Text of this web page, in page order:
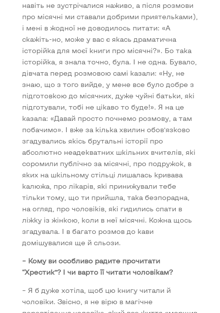
навіть не зустрічалися наживо, а після розмови
про місячні ми ставали добрими приятельками),
і мені в жодної не доводилось питати: «А
скажіть-но, може у вас є якась драматична
історійка для моєї книги про місячні?». Бо така
історійка, я знала точно, була. І не одна. Бувало,
дівчата перед розмовою самі казали: «Ну, не
знаю, що з того вийде, у мене все було добре з
підготовкою до місячних, дуже чуйні батьки, які
підготували, тобі не цікаво то буде!». Я на це
казала: «Давай просто почнемо розмову, а там
побачимо». І вже за кілька хвилин обов’язково
згадувались якісь брутальні історії про
абсолютно неадекватних шкільних вчителів, які
соромили публічно за місячні, про подружок, в
яких на шкільному стільці лишалась кривава
калюжа, про лікарів, які принижували тебе
тільки тому, що ти прийшла, така безпорадна,
на огляд, про чоловіків, які гидились спати в
ліжку із жінкою, коли в неї місячні. Кожна щось
згадувала. І в багато розмов до кави
домішувалися ще й сльози.
– Кому ви особливо радите прочитати
“Хрестик”? І чи варто її читати чоловікам?
– Я б дуже хотіла, щоб цю книгу читали й
чоловіки. Звісно, я не вірю в магічне